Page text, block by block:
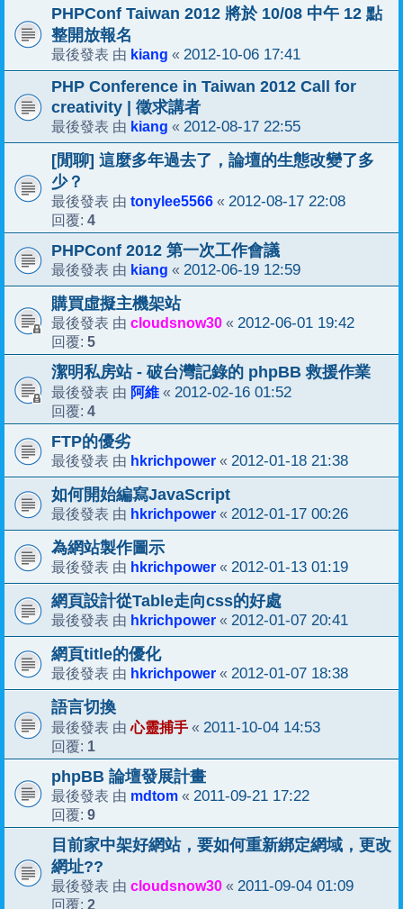
PHPConf Taiwan 2012 將於 10/08 中午 12 點
整開放報名
最後發表 由 kiang « 2012-10-06 17:41
PHP Conference in Taiwan 2012 Call for
creativity | 徵求講者
最後發表 由 kiang « 2012-08-17 22:55
[閒聊] 這麼多年過去了，論壇的生態改變了多
少？
最後發表 由 tonylee5566 « 2012-08-17 22:08
回覆: 4
PHPConf 2012 第一次工作會議
最後發表 由 kiang « 2012-06-19 12:59
購買虛擬主機架站
最後發表 由 cloudsnow30 « 2012-06-01 19:42
回覆: 5
潔明私房站 - 破台灣記錄的 phpBB 救援作業
最後發表 由 阿維 « 2012-02-16 01:52
回覆: 4
FTP的優劣
最後發表 由 hkrichpower « 2012-01-18 21:38
如何開始編寫JavaScript
最後發表 由 hkrichpower « 2012-01-17 00:26
為網站製作圖示
最後發表 由 hkrichpower « 2012-01-13 01:19
網頁設計從Table走向css的好處
最後發表 由 hkrichpower « 2012-01-07 20:41
網頁title的優化
最後發表 由 hkrichpower « 2012-01-07 18:38
語言切換
最後發表 由心靈捕手 « 2011-10-04 14:53
回覆: 1
phpBB 論壇發展計畫
最後發表 由 mdtom « 2011-09-21 17:22
回覆: 9
目前家中架好網站，要如何重新綁定網域，更改
網址??
最後發表 由 cloudsnow30 « 2011-09-04 01:09
回覆: 2